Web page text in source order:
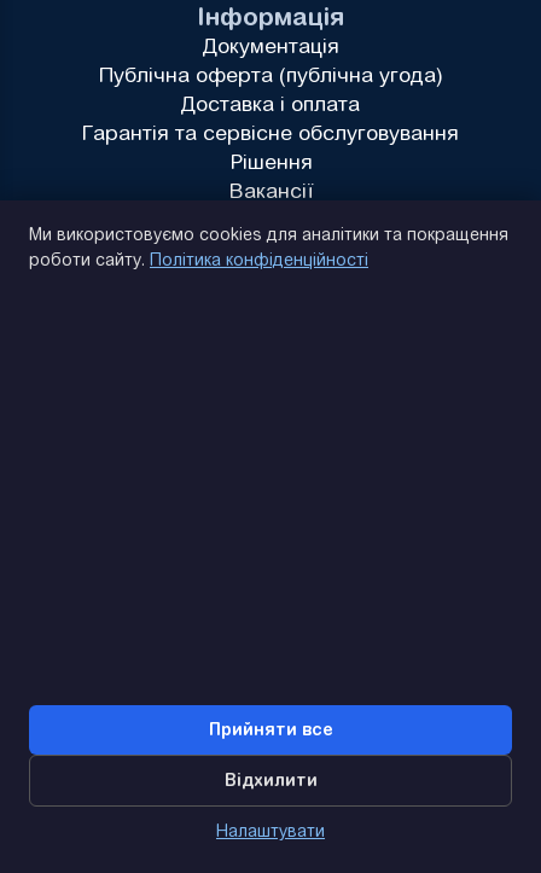
Інформація
Документація
Публічна оферта (публічна угода)
Доставка і оплата
Гарантія та сервісне обслуговування
Рішення
Вакансії
Ми використовуємо cookies для аналітики та покращення
роботи сайту. Політика конфіденційності
Прийняти все
Відхилити
Налаштувати